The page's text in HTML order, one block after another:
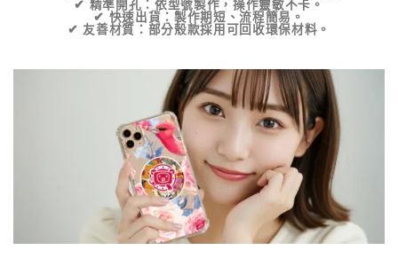
✔ 精準開孔 ：依型號製作，操作靈敏不卡。
✔ 快速出貨 ：製作期短、流程簡易。
✔ 友善材質 ：部分殼款採用可回收環保材料。